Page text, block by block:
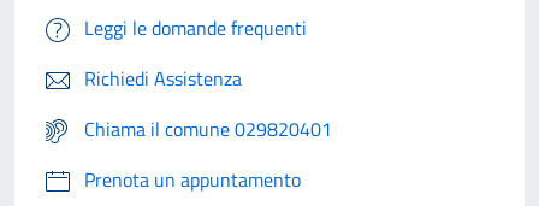
Leggi le domande frequenti
Richiedi Assistenza
Chiama il comune 029820401
Prenota un appuntamento